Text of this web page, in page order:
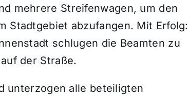
mehrere Streifenwagen, um den
Stadtgebiet abzufangen. Mit Erfolg:
schlugen die Beamten zu
der Straße.
unterzogen alle beteiligten